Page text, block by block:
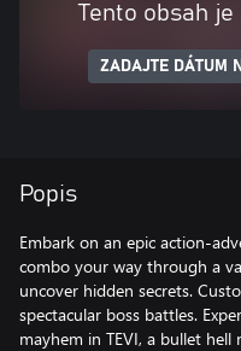
Tento obsah
ZADAJTE DÁTUM
Popis
Embark on an epic action-
combo your way through a
uncover hidden secrets.
spectacular boss battles.
mayhem in TEVI, a bullet hell